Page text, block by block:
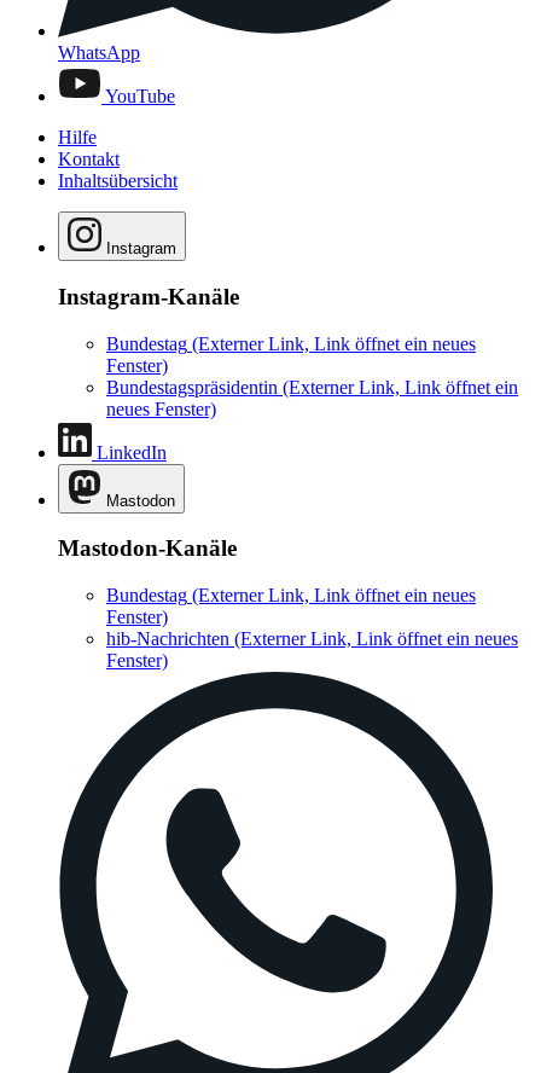
WhatsApp
YouTube
Hilfe
Kontakt
Inhaltsübersicht
Instagram
Instagram-Kanäle
Bundestag (Externer Link, Link öffnet ein neues
Fenster)
Bundestagspräsidentin (Externer Link, Link öffnet ein
neues Fenster)
LinkedIn
Mastodon
Mastodon-Kanäle
Bundestag (Externer Link, Link öffnet ein neues
Fenster)
hib-Nachrichten (Externer Link, Link öffnet ein neues
Fenster)